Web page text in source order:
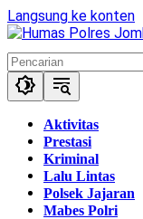
Langsung ke konten
Aktivitas
Prestasi
Kriminal
Lalu Lintas
Polsek Jajaran
Mabes Polri